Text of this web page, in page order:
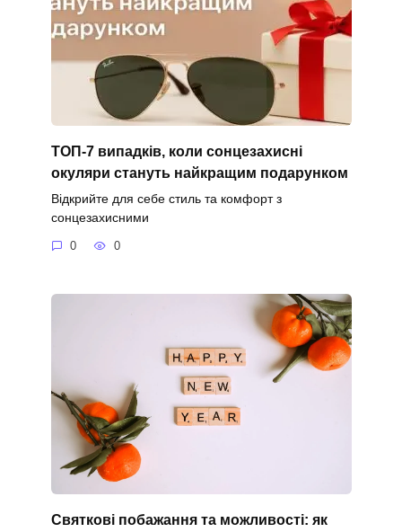
ТОП-7 випадків, коли сонцезахисні
окуляри стануть найкращим подарунком
Відкрийте для себе стиль та комфорт з
сонцезахисними
0 0
Святкові побажання та можливості: як